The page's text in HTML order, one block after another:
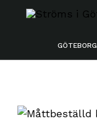
GÖTEBORG